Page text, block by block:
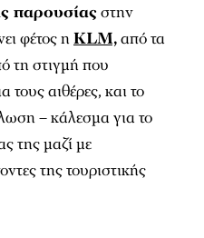
παρουσίαςστην
φέτος ηKLM,από τα
τη στιγμή που
τους αιθέρες, και το
– κάλεσμα για το
της μαζί με
της τουριστικής